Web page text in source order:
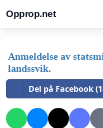
Opprop.net
Anmeldelse av
landssvik.
Del på Facebook